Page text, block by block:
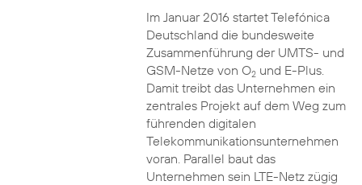
Im Januar 2016 startet Telefónica
Deutschland die bundesweite
Zusammenführung der UMTS- und
GSM-Netze von O2und E-Plus.
Damit treibt das Unternehmen ein
zentrales Projekt auf dem Weg zum
führenden digitalen
Telekommunikationsunternehmen
voran. Parallel baut das
Unternehmen sein LTE-Netz zügig